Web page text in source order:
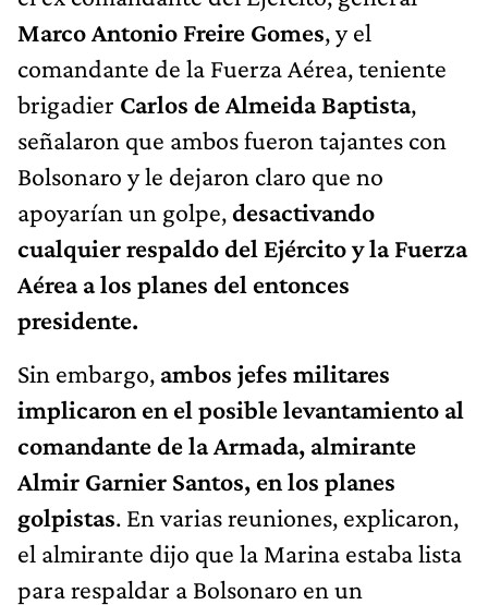
Marco Antonio Freire Gomes, y el
comandante de la Fuerza Aérea, teniente
brigadier Carlos de Almeida Baptista,
señalaron que ambos fueron tajantes con
Bolsonaro y le dejaron claro que no
apoyarían un golpe,desactivando
cualquier respaldo del Ejército y la Fuerza
Aérea a los planes del entonces
presidente.
Sin embargo, ambos jefes militares
implicaron en el posible levantamiento al
comandante de la Armada, almirante
Almir Garnier Santos, en los planes
golpistas. En varias reuniones, explicaron,
el almirante dijo que la Marina estaba lista
para respaldar a Bolsonaro en un